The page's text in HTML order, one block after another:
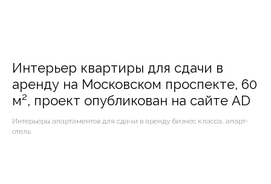
Интерьер квартиры для сдачи в
аренду на Московском проспекте, 60
м², проект опубликован на сайте AD
Интерьеры апартаментов для сдачи в аренду бизнес класса, апарт-
отель